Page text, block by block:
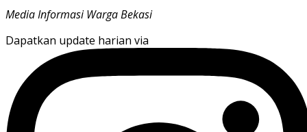
Media Informasi Warga Bekasi
Dapatkan update harian via